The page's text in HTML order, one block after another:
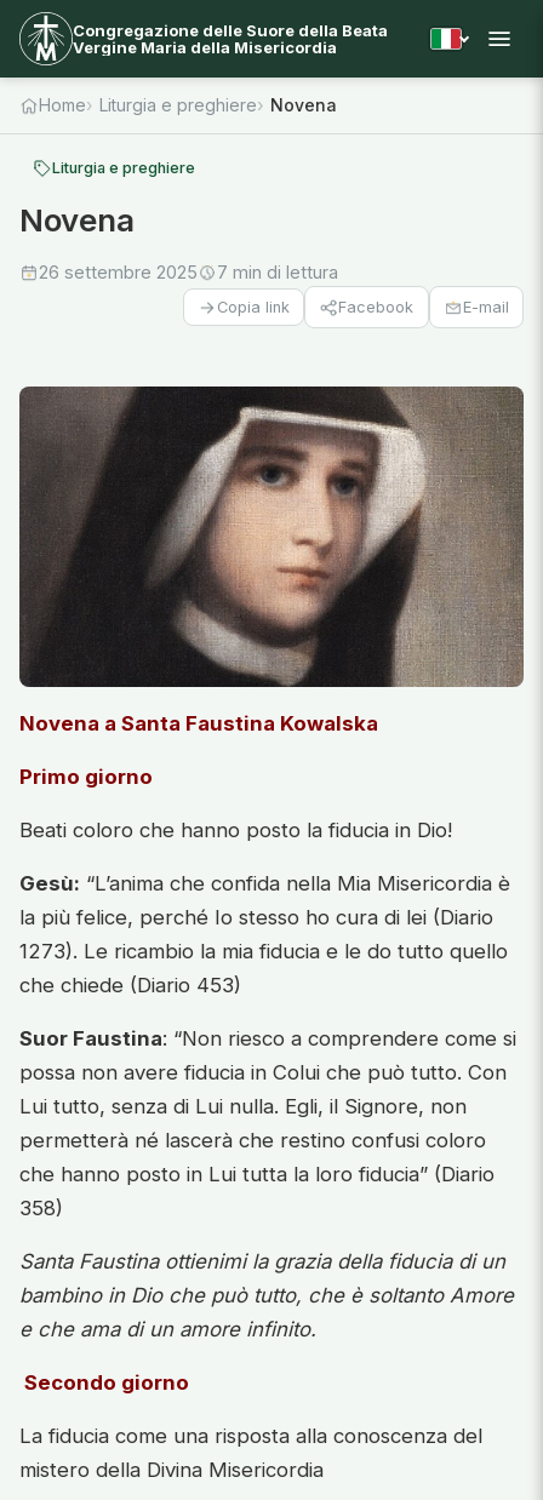
Congregazione delle Suore della Beata
Vergine Maria della Misericordia
Home Liturgia e preghiere Novena
Liturgia e preghiere
Novena
26 settembre 2025 7 min di lettura
Copia link Facebook E-mail
Novena a Santa Faustina Kowalska
Primo giorno
Beati coloro che hanno posto la fiducia in Dio!
Gesù: “L’anima che confida nella Mia Misericordia è
la più felice, perché Io stesso ho cura di lei (Diario
1273). Le ricambio la mia fiducia e le do tutto quello
che chiede (Diario 453)
Suor Faustina: “Non riesco a comprendere come si
possa non avere fiducia in Colui che può tutto. Con
Lui tutto, senza di Lui nulla. Egli, il Signore, non
permetterà né lascerà che restino confusi coloro
che hanno posto in Lui tutta la loro fiducia” (Diario
358)
Santa Faustina ottienimi la grazia della fiducia di un
bambino in Dio che può tutto, che è soltanto Amore
e che ama di un amore infinito.
Secondo giorno
La fiducia come una risposta alla conoscenza del
mistero della Divina Misericordia